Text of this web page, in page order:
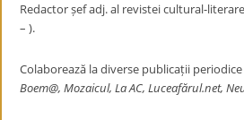
Redactor șef adj. al revistei cultural-
– ).
Colaborează la diverse publicații
Boem@, Mozaicul, La AC, Luceafărul.net,